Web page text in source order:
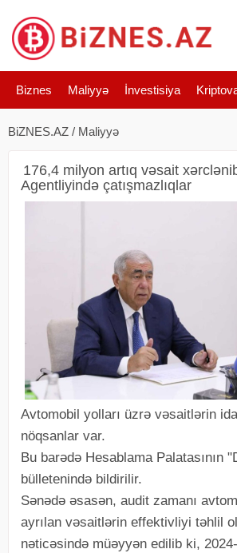
Biznes Maliyyə İnvestisiya
BiZNES.AZ / Maliyyə
176,4 milyon artıq vəsait
Agentliyində çatışmazlıqlar
Avtomobil yolları üzrə vəsaitlərin
nöqsanlar var.
Bu barədə Hesablama Palatasının
bülletenində bildirilir.
Sənədə əsasən, audit zamanı
ayrılan vəsaitlərin effektivliyi təhlil
nəticəsində müəyyən edilib ki,